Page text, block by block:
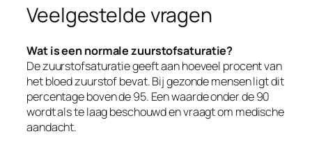
Veelgestelde vragen
Wat is een normale zuurstofsaturatie?
De zuurstofsaturatie geeft aan hoeveel procent van
het bloed zuurstof bevat. Bij gezonde mensen ligt dit
percentage boven de 95. Een waarde onder de 90
wordt als te laag beschouwd en vraagt om medische
aandacht.